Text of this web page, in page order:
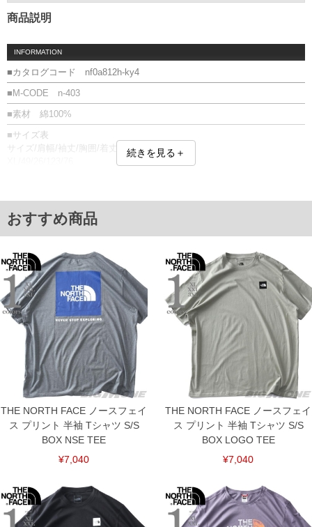
商品説明
INFORMATION
■カタログコード nf0a812h-ky4
■M-CODE n-403
■素材 綿100%
■サイズ表
サイズ/肩幅/袖丈/胸囲/着丈
単位はcm
※【返品交換について】
ご了承くださいませ。
※【ボトムの裾上げをご希望の場合】
裾上げ料金は500円+税となります。
備考欄に股下●cmとご記入下さい。（裾上げ無料対象商品は1本につき税込6,000円以
上の品が対象。1本5,999円以下の商品は有料（500円+税）となります。）
出荷まで約1週間～20日間程お時間を頂く場合がございます。
尚、裾上げした商品は返品・交換不可となりますので、予めご了承下さい。
一部、お直しに対応出来ない商品がございます。(例：裾にファスナーや調節ひもが付
いている、極端なデザインが施されている等)
※商品によって若干のサイズの誤差がございます。また、お客様がご使用の環境（コ
ンピュータ画面）によって、商品の色味が若干異なる場合がございます。予めご了承
ください。
舗からのお取り寄せ等により、お客様にご迷惑をお掛けしてしまう場合がございま
す。そのようなことがない様最大限に努めておりますが、もしあった場合速やかにご
連絡させて頂きますので予めご了承ください。
続きを見る＋
おすすめ商品
THE NORTH FACE ノースフェイ
ス プリント 半袖 Tシャツ S/S
BOX NSE TEE
¥7,040
THE NORTH FACE ノースフェイ
ス プリント 半袖 Tシャツ S/S
BOX LOGO TEE
¥7,040